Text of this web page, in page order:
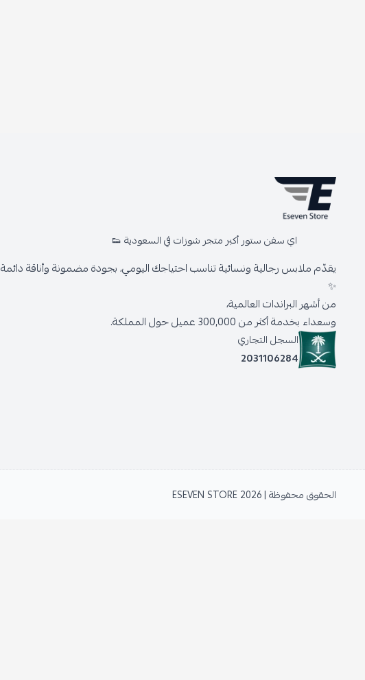
اي سفن ستور أكبر متجر شوزات في السعودية 👟
يقدّم ملابس رجالية ونسائية تناسب احتياجك اليومي، بجودة مضمونة وأناقة دائمة
✨
من أشهر البراندات العالمية،
وسعداء بخدمة أكثر من 300,000 عميل حول المملكة.
السجل التجاري
2031106284
الحقوق محفوظة | 2026 ESEVEN STORE